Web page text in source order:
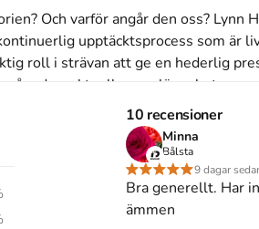
Och varför angår den oss? Lynn
upptäcktsprocess som är
roll i strävan att ge en hederlig
dagsaktuella angelägenheter, en
samt en öppenhet för
mot tyranni.
med begagnade böcker
10 recensioner
Minna
Bålsta
9 dagar
Bra generellt. Har
ämmen